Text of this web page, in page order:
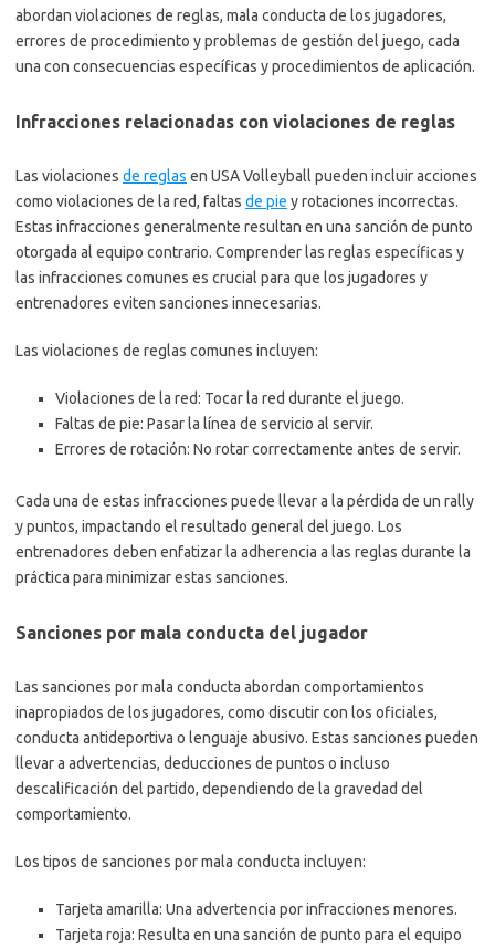
abordan violaciones de reglas, mala conducta de los jugadores,
errores de procedimiento y problemas de gestión del juego, cada
una con consecuencias específicas y procedimientos de aplicación.
Infracciones relacionadas con violaciones de reglas
Las violaciones de reglas en USA Volleyball pueden incluir acciones
como violaciones de la red, faltas de pie y rotaciones incorrectas.
Estas infracciones generalmente resultan en una sanción de punto
otorgada al equipo contrario. Comprender las reglas específicas y
las infracciones comunes es crucial para que los jugadores y
entrenadores eviten sanciones innecesarias.
Las violaciones de reglas comunes incluyen:
Violaciones de la red: Tocar la red durante el juego.
Faltas de pie: Pasar la línea de servicio al servir.
Errores de rotación: No rotar correctamente antes de servir.
Cada una de estas infracciones puede llevar a la pérdida de un rally
y puntos, impactando el resultado general del juego. Los
entrenadores deben enfatizar la adherencia a las reglas durante la
práctica para minimizar estas sanciones.
Sanciones por mala conducta del jugador
Las sanciones por mala conducta abordan comportamientos
inapropiados de los jugadores, como discutir con los oficiales,
conducta antideportiva o lenguaje abusivo. Estas sanciones pueden
llevar a advertencias, deducciones de puntos o incluso
descalificación del partido, dependiendo de la gravedad del
comportamiento.
Los tipos de sanciones por mala conducta incluyen:
Tarjeta amarilla: Una advertencia por infracciones menores.
Tarjeta roja: Resulta en una sanción de punto para el equipo